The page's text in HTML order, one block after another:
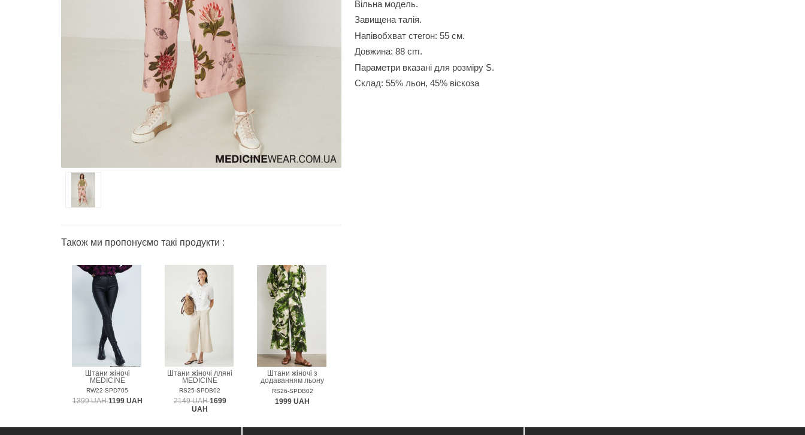
Також ми пропонуємо такі продукти :
Штани жіночі
MEDICINE
RW22-SPD705
1399 UAH1199 UAH
Штани жіночі лляні
MEDICINE
RS25-SPDB02
2149 UAH1699
UAH
Штани жіночі з
додаванням льону
MEDICINE
RS26-SPDB02
1999 UAH
Вільна модель.
Завищена талія.
Напівобхват стегон: 55 см.
Довжина: 88 cm.
Параметри вказані для розміру S.
Склад: 55% льон, 45% віскоза